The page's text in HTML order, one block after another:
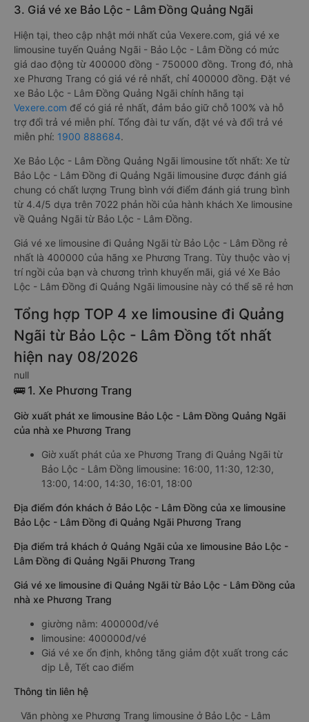
3. Giá vé xe Bảo Lộc - Lâm Đồng Quảng Ngãi
Hiện tại, theo cập nhật mới nhất của Vexere.com, giá vé xe
limousine tuyến Quảng Ngãi - Bảo Lộc - Lâm Đồng có mức
giá dao động từ 400000 đồng - 750000 đồng. Trong đó, nhà
xe Phương Trang có giá vé rẻ nhất, chỉ 400000 đồng. Đặt vé
xe Bảo Lộc - Lâm Đồng Quảng Ngãi chính hãng tại
Vexere.com để có giá rẻ nhất, đảm bảo giữ chỗ 100% và hỗ
trợ đổi trả vé miễn phí. Tổng đài tư vấn, đặt vé và đổi trả vé
miễn phí: 1900 888684.
Xe Bảo Lộc - Lâm Đồng Quảng Ngãi limousine tốt nhất: Xe từ
Bảo Lộc - Lâm Đồng đi Quảng Ngãi limousine được đánh giá
chung có chất lượng Trung bình với điểm đánh giá trung bình
từ 4.4/5 dựa trên 7022 phản hồi của hành khách Xe limousine
về Quảng Ngãi từ Bảo Lộc - Lâm Đồng.
Giá vé xe limousine đi Quảng Ngãi từ Bảo Lộc - Lâm Đồng rẻ
nhất là 400000 của hãng xe Phương Trang. Tùy thuộc vào vị
trí ngồi của bạn và chương trình khuyến mãi, giá vé Xe Bảo
Lộc - Lâm Đồng đi Quảng Ngãi limousine này có thể sẽ rẻ hơn
Tổng hợp TOP 4 xe limousine đi Quảng
Ngãi từ Bảo Lộc - Lâm Đồng tốt nhất
hiện nay 08/2026
null
🚌 1. Xe Phương Trang
Giờ xuất phát xe limousine Bảo Lộc - Lâm Đồng Quảng Ngãi
của nhà xe Phương Trang
Giờ xuất phát của xe Phương Trang đi Quảng Ngãi từ
Bảo Lộc - Lâm Đồng limousine: 16:00, 11:30, 12:30,
13:00, 14:00, 14:30, 16:01, 18:00
Địa điểm đón khách ở Bảo Lộc - Lâm Đồng của xe limousine
Bảo Lộc - Lâm Đồng đi Quảng Ngãi Phương Trang
Địa điểm trả khách ở Quảng Ngãi của xe limousine Bảo Lộc -
Lâm Đồng đi Quảng Ngãi Phương Trang
Giá vé xe limousine đi Quảng Ngãi từ Bảo Lộc - Lâm Đồng của
nhà xe Phương Trang
giường nằm: 400000đ/vé
limousine: 400000đ/vé
Giá vé xe ổn định, không tăng giảm đột xuất trong các
dịp Lễ, Tết cao điểm
Thông tin liên hệ
Văn phòng xe Phương Trang limousine ở Bảo Lộc - Lâm